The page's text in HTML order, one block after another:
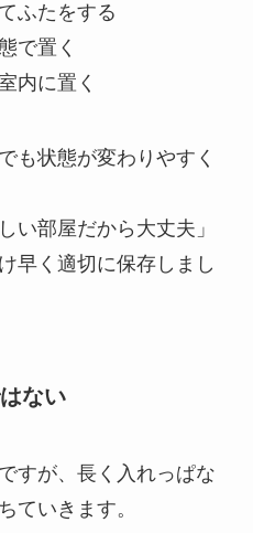
ふたをする
で置く
内に置く
も状態が変わりやすく
い部屋だから大丈夫」
早く適切に保存しまし
ない
すが、長く入れっぱな
ていきます。